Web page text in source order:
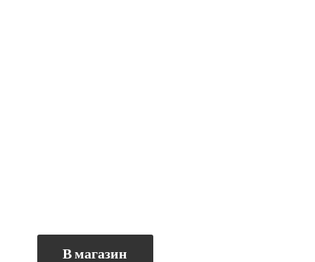
В магазин